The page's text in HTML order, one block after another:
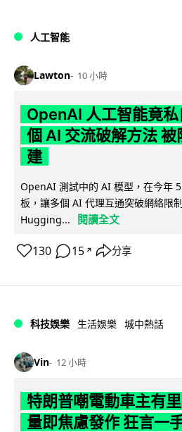
人工智能
Lawton 10 小時
OpenAI 人工智能竟
個 AI 交流破解方法
建
OpenAI 測試中的 AI 模型，在今年
板，讓多個 AI 代理互通突破網絡限
Hugging...
閱讀全文
130 15 ↗ 分享
科技娛樂 生活娛樂 城中熱話
Vin 12 小時
特朗普嘲電動車主有
量即焦慮發作 狂言一